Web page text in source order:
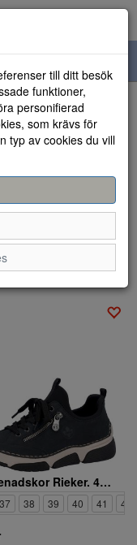
handlare har valt
Snygga l...
Promenadskor Rieker. 45973-17
37 38 39 40 41 42
till ditt besök
funktioner,
personifierad
som krävs för
typ av cookies du vill